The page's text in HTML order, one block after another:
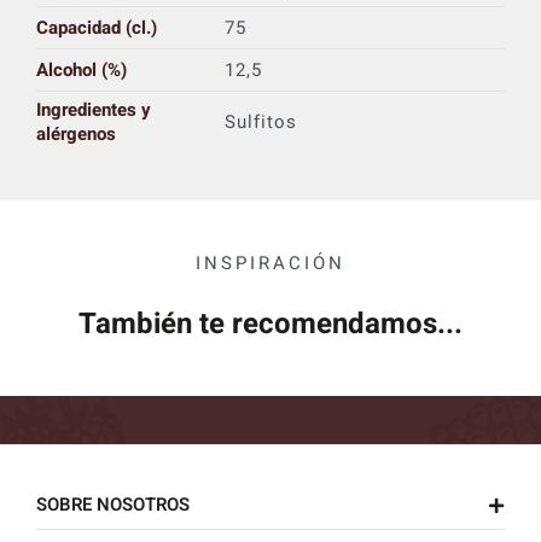
Capacidad (cl.)
75
Alcohol (%)
12,5
Ingredientes y
alérgenos
Sulfitos
INSPIRACIÓN
También te recomendamos...
SOBRE NOSOTROS